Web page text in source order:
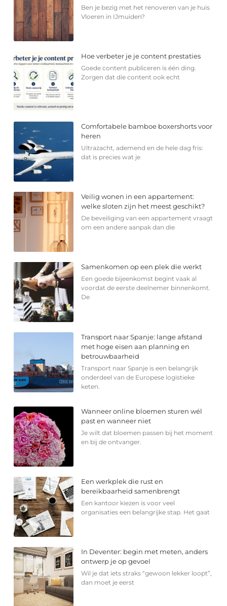
Ben je bezig met het renoveren van je huis
Vloeren in IJmuiden?
Hoe verbeter je je content prestaties
Goede content publiceren is één ding.
Zorgen dat die content ook echt
Comfortabele bamboe boxershorts voor
heren
Ultrazacht, ademend en de hele dag fris:
dat is precies wat je
Veilig wonen in een appartement:
welke sloten zijn het meest geschikt?
De beveiliging van een appartement vraagt
om een andere aanpak dan die
Samenkomen op een plek die werkt
Een goede bijeenkomst begint vaak al
voordat de eerste deelnemer binnenkomt.
De
Transport naar Spanje: lange afstand
met hoge eisen aan planning en
betrouwbaarheid
Transport naar Spanje is een belangrijk
onderdeel van de Europese logistieke
keten.
Wanneer online bloemen sturen wél
past en wanneer niet
Je wilt dat bloemen passen bij het moment
en bij de ontvanger.
Een werkplek die rust en
bereikbaarheid samenbrengt
Een kantoor kiezen is voor veel
organisaties een belangrijke stap. Het gaat
In Deventer: begin met meten, anders
ontwerp je op gevoel
Wil je dat iets straks “gewoon lekker loopt”,
dan moet je eerst